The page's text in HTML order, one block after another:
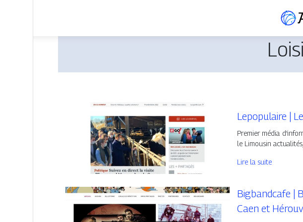
Lepopulaire |
Premier média
le Limousin
Lire la suite
Bigbandcafe |
Caen et